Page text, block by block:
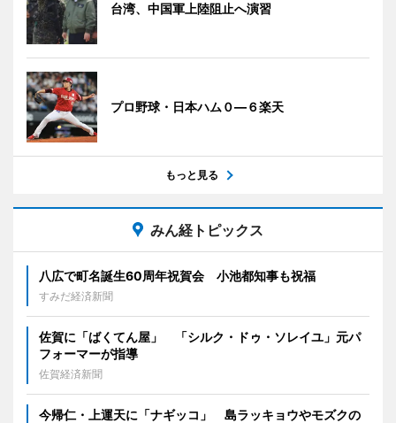
台湾、中国軍上陸阻止へ演習
プロ野球・日本ハム０―６楽天
もっと見る
みん経トピックス
八広で町名誕生60周年祝賀会 小池都知事も祝福
すみだ経済新聞
佐賀に「ばくてん屋」 「シルク・ドゥ・ソレイユ」元パ
フォーマーが指導
佐賀経済新聞
今帰仁・上運天に「ナギッコ」 島ラッキョウやモズクの